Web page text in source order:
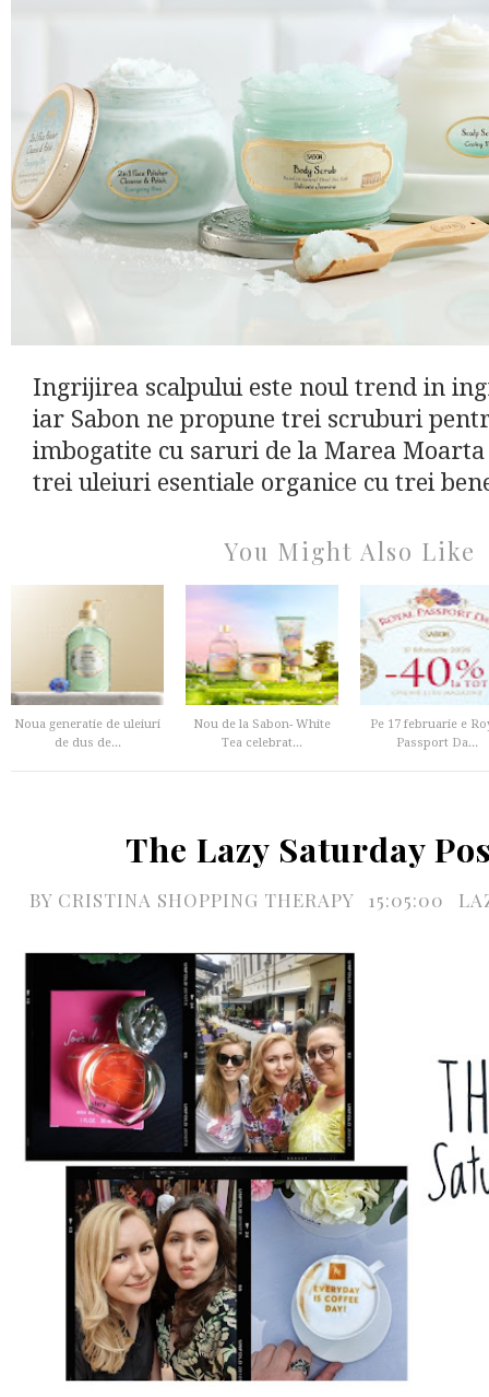
Ingrijirea scalpului este noul trend in
iar Sabon ne propune trei scruburi
imbogatite cu saruri de la Marea
trei uleiuri esentiale organice cu trei
You Might Also Like
Noua generatie de uleiuri
de dus de...
Nou de la Sabon- White
Tea celebrat...
Pe 17 februarie e
Passport Da...
The Lazy Saturday
BY CRISTINA SHOPPING THERAPY 15:05:00